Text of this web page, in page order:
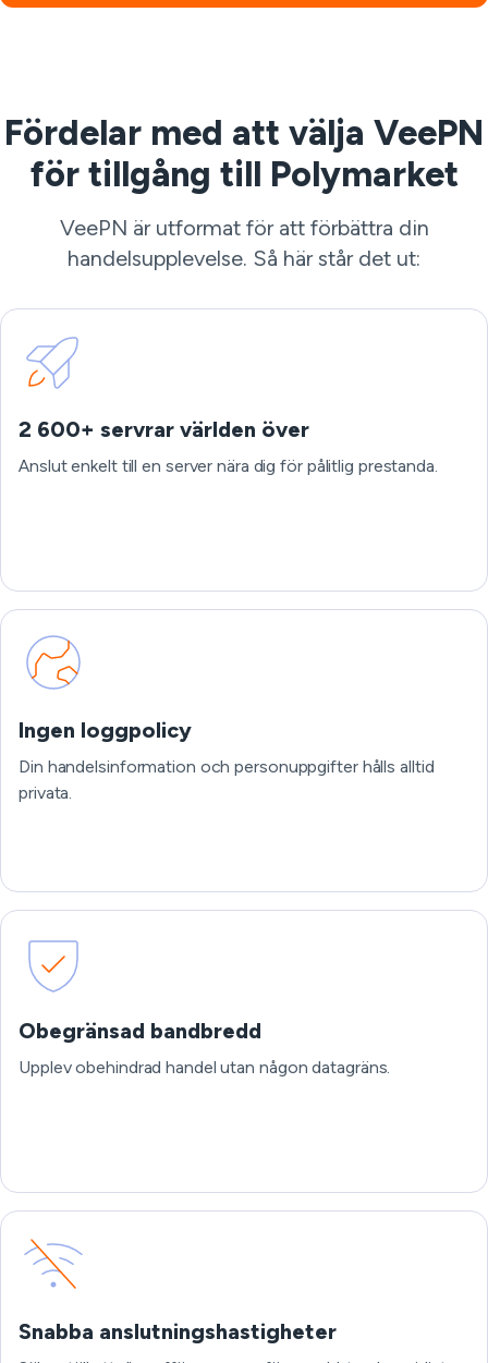
Fördelar med att välja VeePN
för tillgång till Polymarket
VeePN är utformat för att förbättra din
handelsupplevelse. Så här står det ut:
2 600+ servrar världen över
Anslut enkelt till en server nära dig för pålitlig prestanda.
Ingen loggpolicy
Din handelsinformation och personuppgifter hålls alltid
privata.
Obegränsad bandbredd
Upplev obehindrad handel utan någon datagräns.
Snabba anslutningshastigheter